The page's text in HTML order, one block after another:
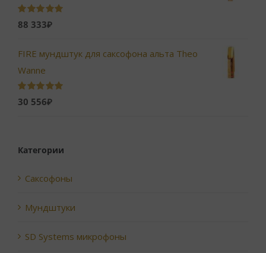
Оценка5.00
из 5
88 333₽
FIRE мундштук для саксофона альта Theo
Wanne
Оценка 5.00
из 5
30 556₽
Категории
Саксофоны
Мундштуки
SD Systems микрофоны